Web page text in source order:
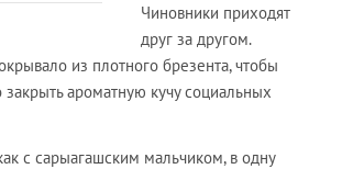
Чиновники приходят
друг за другом.
из плотного брезента, чтобы
ароматную кучу социальных
с сарыагашским мальчиком, в одну